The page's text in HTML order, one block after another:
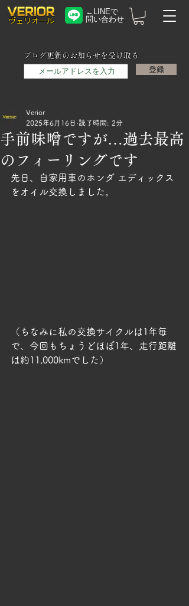
​ヴェリオール
←LINEで
問い合わせ
ブログ更新のお知らせを受け取る
メールアドレス
登録
手前味噌ですが…過去最高
のフィーリングです
Verior
2025年6月16日 読了時間: 2分
先日、自家用車のホンダ エディックス
をオイル交換しました。
（ちなみに私の交換サイクルは1年毎
で、今回もちょうどほぼ1年、走行距離
は約11,000kmでした）